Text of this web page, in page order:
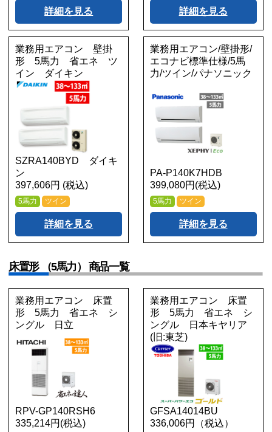
詳細を見る 詳細を見る
業務用エアコン 壁掛
形 5馬力 省エネ ツ
イン ダイキン
SZRA140BYD ダイキ
ン
397,606円 (税込)
5馬力 ツイン
詳細を見る
業務用エアコン/壁掛形/
エコナビ標準仕様/5馬
力/ツイン/パナソニック
PA-P140K7HDB
399,080円(税込)
5馬力 ツイン
詳細を見る
床置形 （5馬力） 商品一覧
業務用エアコン 床置
形 5馬力 省エネ シ
ングル 日立
RPV-GP140RSH6
335,214円(税込)
業務用エアコン 床置
形 5馬力 省エネ シ
ングル 日本キヤリア
(旧:東芝)
GFSA14014BU
336,006円（税込）